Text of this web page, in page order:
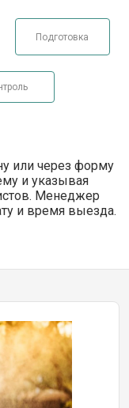
Подготовка
или через форму
и указывая
Менеджер
и время выезда.